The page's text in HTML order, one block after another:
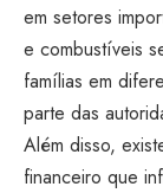
em setores
e combustíveis
famílias em
parte das
Além disso,
financeiro que